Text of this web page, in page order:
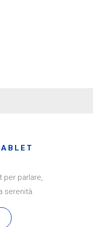
per parlare,
serenità.